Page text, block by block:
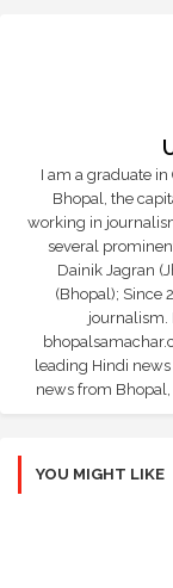
I am a graduate
Bhopal, the
working in
several
Dainik Jagran
(Bhopal); Since
journalism.
leading Hindi
news from Bhopal,
YOU MIGHT LIKE